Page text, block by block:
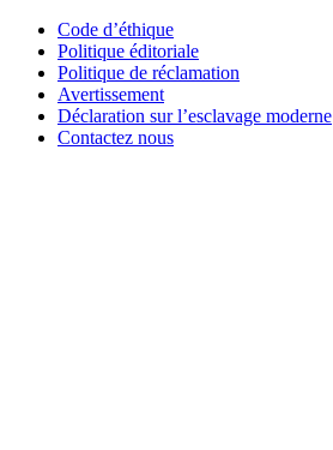
Code d’éthique
Politique éditoriale
Politique de réclamation
Avertissement
Déclaration sur l’esclavage moderne
Contactez nous